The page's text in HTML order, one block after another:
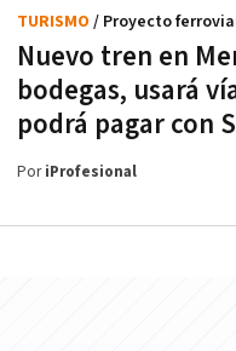
Nuevo tren en
bodegas, usará
podrá pagar con
TURISMO / Proyecto
PoriProfesional